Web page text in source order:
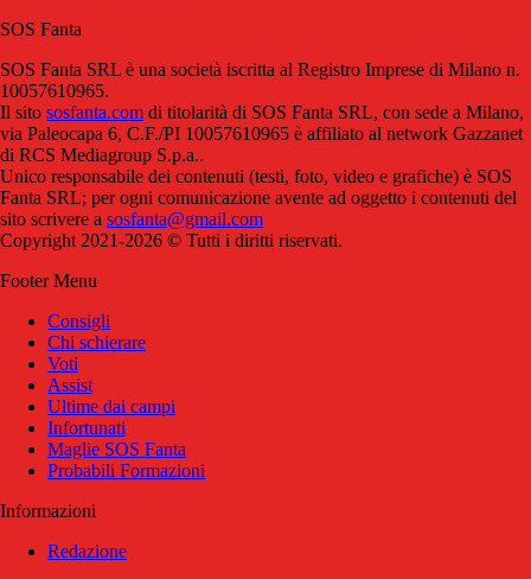
SOS Fanta
SOS Fanta SRL è una società iscritta al Registro Imprese di Milano n.
10057610965.
Il sito sosfanta.com di titolarità di SOS Fanta SRL, con sede a Milano,
via Paleocapa 6, C.F./PI 10057610965 è affiliato al network Gazzanet
di RCS Mediagroup S.p.a..
Unico responsabile dei contenuti (testi, foto, video e grafiche) è SOS
Fanta SRL; per ogni comunicazione avente ad oggetto i contenuti del
sito scrivere a sosfanta@gmail.com
Copyright 2021-2026 © Tutti i diritti riservati.
Footer Menu
Consigli
Chi schierare
Voti
Assist
Ultime dai campi
Infortunati
Maglie SOS Fanta
Probabili Formazioni
Informazioni
Redazione